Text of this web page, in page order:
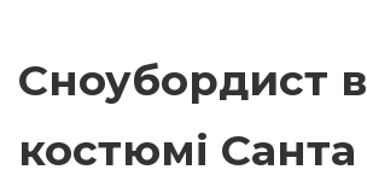
Сноубордист в
костюмі Санта